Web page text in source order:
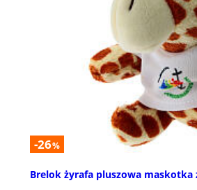
-26%
Brelok żyrafa pluszowa maskotka